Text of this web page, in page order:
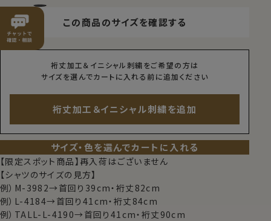
この商品のサイズを確認する
裄丈加工＆イニシャル刺繍をご希望の方は
サイズを選んでカートに入れる前に追加ください
裄丈加工＆イニシャル刺繍を追加
サイズ・色を選んでカートに入れる
【限定スポット商品】再入荷はございません
【シャツのサイズの見方】
例）M-3982→首回り39cm・裄丈82cm
例）L-4184→首回り41cm・裄丈84cm
例）TALL-L-4190→首回り41cm・裄丈90cm